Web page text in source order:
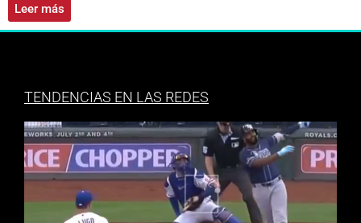
Leer más
TENDENCIAS EN LAS REDES